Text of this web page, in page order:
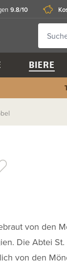
9.8/10
BIERE
von den
Die Abtei
von den